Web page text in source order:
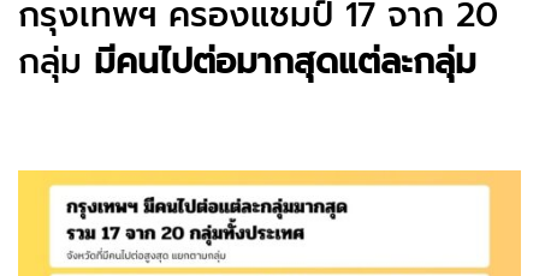
กรุงเทพฯ ครองแชมป์ 17 จาก 20
กลุ่ม มีคนไปต่อมากสุดแต่ละกลุ่ม